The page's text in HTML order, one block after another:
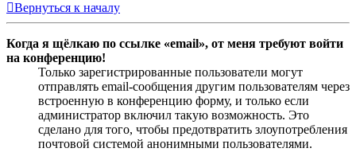
Вернуться к началу
Когда я щёлкаю по ссылке «email», от меня требуют войти
на конференцию!
Только зарегистрированные пользователи могут
отправлять email-сообщения другим пользователям через
встроенную в конференцию форму, и только если
администратор включил такую возможность. Это
сделано для того, чтобы предотвратить злоупотребления
почтовой системой анонимными пользователями.